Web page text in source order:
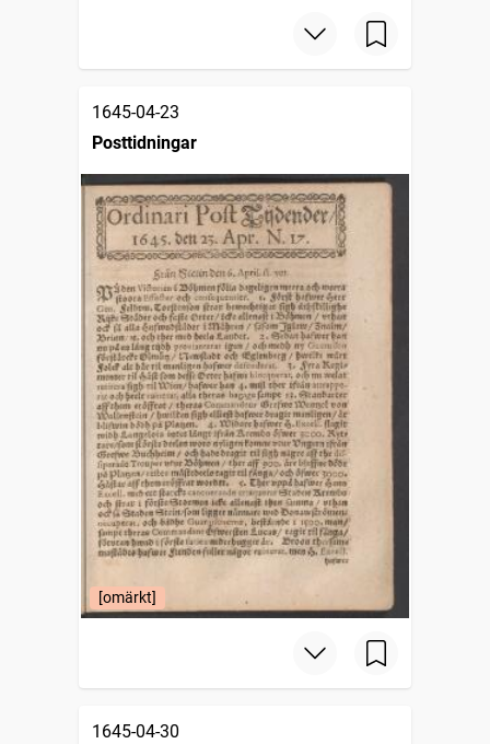
1645-04-23
Posttidningar
[omärkt]
1645-04-30